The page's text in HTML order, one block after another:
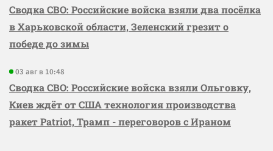
Сводка СВО: Российские войска взяли два посёлка
в Харьковской области, Зеленский грезит о
победе до зимы
03 авг в 10:48
Сводка СВО: Российские войска взяли Ольговку,
Киев ждёт от США технология производства
ракет Patriot, Трамп - переговоров с Ираном